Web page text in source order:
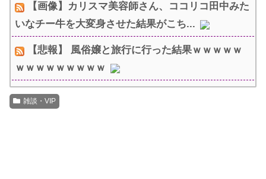
【画像】カリスマ美容師さん、ココリコ田中みた
いなチー牛を大変身させた結果がこち...
【悲報】 風俗嬢と旅行に行った結果ｗｗｗｗｗ
ｗｗｗｗｗｗｗｗｗ
雑談・VIP